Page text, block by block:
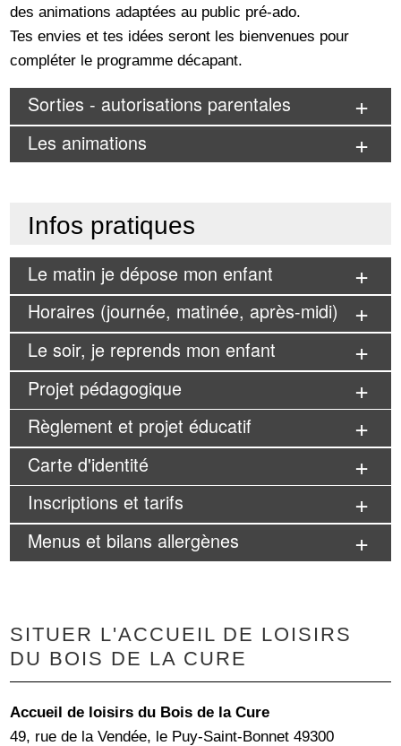
des animations adaptées au public pré-ado.
Tes envies et tes idées seront les bienvenues pour
compléter le programme décapant.
Sorties - autorisations parentales
Les animations
Infos pratiques
Le matin je dépose mon enfant
Horaires (journée, matinée, après-midi)
Le soir, je reprends mon enfant
Projet pédagogique
Règlement et projet éducatif
Carte d'identité
Inscriptions et tarifs
Menus et bilans allergènes
SITUER L'ACCUEIL DE LOISIRS
DU BOIS DE LA CURE
Accueil de loisirs du Bois de la Cure
49, rue de la Vendée, le Puy-Saint-Bonnet 49300